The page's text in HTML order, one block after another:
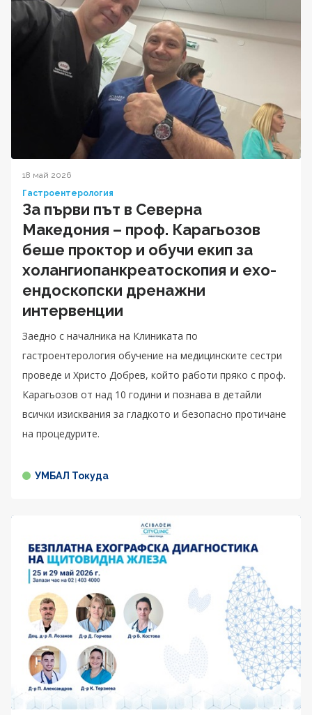
18 май 2026
Гастроентерология
За първи път в Северна
Македония – проф. Карагьозов
беше проктор и обучи екип за
холангиопанкреатоскопия и ехо-
ендоскопски дренажни
интервенции
Заедно с началника на Клиниката по
гастроентерология обучение на медицинските сестри
проведе и Христо Добрев, който работи пряко с проф.
Карагьозов от над 10 години и познава в детайли
всички изисквания за гладкото и безопасно протичане
на процедурите.
УМБАЛ Токуда